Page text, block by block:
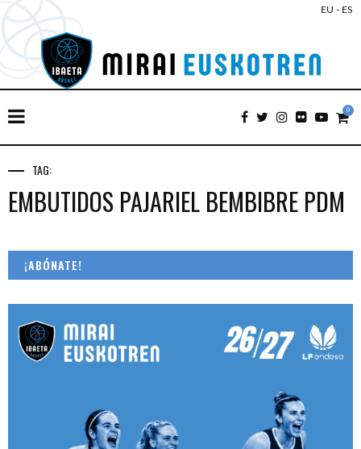
EU - ES
0
TAG:
EMBUTIDOS PAJARIEL BEMBIBRE PDM
¡ABÓNATE!